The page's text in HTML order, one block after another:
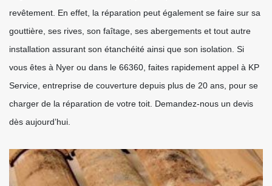
revêtement. En effet, la réparation peut également se faire sur sa
gouttière, ses rives, son faîtage, ses abergements et tout autre
installation assurant son étanchéité ainsi que son isolation. Si
vous êtes à Nyer ou dans le 66360, faites rapidement appel à KP
Service, entreprise de couverture depuis plus de 20 ans, pour se
charger de la réparation de votre toit. Demandez-nous un devis
dès aujourd’hui.